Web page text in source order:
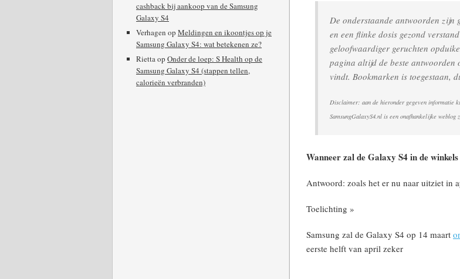
De onderstaande antwoorden zijn
en een flinke dosis gezond
geloofwaardiger geruchten
pagina altijd de beste antwoorden
vindt. Bookmarken is toegestaan,
Disclaimer: aan de hieronder gegeven informatie
SamsungGalaxyS4.nl is een onafhankelijke weblog
Wanneer zal de Galaxy S4 in de
Antwoord: zoals het er nu naar uitziet in
Toelichting »
Samsung zal de Galaxy S4 op 14 maart
eerste helft van april zeker
cashback bij aankoop van de Samsung
Galaxy S4
Verhagen op Meldingen en ikoontjes op je
Samsung Galaxy S4: wat betekenen ze?
Riettaop Onder de loep: S Health op de
Samsung Galaxy S4 (stappen tellen,
calorieën verbranden)